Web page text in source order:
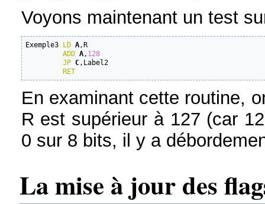
Voyons maintenant un test
Exemple3 LD A,R
ADD A, 128
JP C,Label2
RET
En examinant cette routine,
R est supérieur à 127 (car
0 sur 8 bits, il y a
La mise à jour des